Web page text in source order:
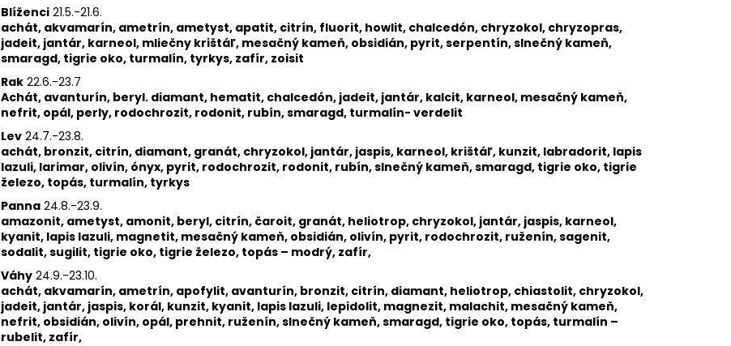
Blíženci 21.5.-21.6.
achát, akvamarín, ametrín, ametyst, apatit, citrín, fluorit, howlit, chalcedón, chryzokol, chryzopras,
jadeit, jantár, karneol, mliečny krištáľ, mesačný kameň, obsidián, pyrit, serpentín, slnečný kameň,
smaragd, tigrie oko, turmalín, tyrkys, zafír, zoisit
Rak 22.6.-23.7
Achát, avanturín, beryl. diamant, hematit, chalcedón, jadeit, jantár, kalcit, karneol, mesačný kameň,
nefrit, opál, perly, rodochrozit, rodonit, rubín, smaragd, turmalín- verdelit
Lev 24.7.-23.8.
achát, bronzit, citrín, diamant, granát, chryzokol, jantár, jaspis, karneol, krištáľ, kunzit, labradorit, lapis
lazuli, larimar, olivín, ónyx, pyrit, rodochrozit, rodonit, rubín, slnečný kameň, smaragd, tigrie oko, tigrie
železo, topás, turmalín, tyrkys
Panna 24.8.-23.9.
amazonit, ametyst, amonit, beryl, citrín, čaroit, granát, heliotrop, chryzokol, jantár, jaspis, karneol,
kyanit, lapis lazuli, magnetit, mesačný kameň, obsidián, olivín, pyrit, rodochrozit, ruženín, sagenit,
sodalit, sugilit, tigrie oko, tigrie železo, topás – modrý, zafír,
Váhy 24.9.-23.10.
achát, akvamarín, ametrín, apofylit, avanturín, bronzit, citrín, diamant, heliotrop, chiastolit, chryzokol,
jadeit, jantár, jaspis, korál, kunzit, kyanit, lapis lazuli, lepidolit, magnezit, malachit, mesačný kameň,
nefrit, obsidián, olivín, opál, prehnit, ruženín, slnečný kameň, smaragd, tigrie oko, topás, turmalín –
rubelit, zafír,